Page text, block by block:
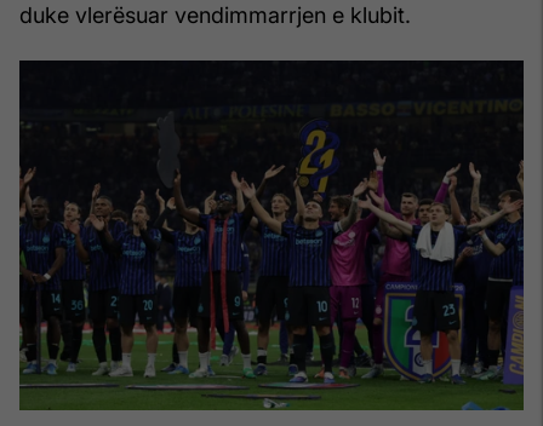
duke vlerësuar vendimmarrjen e klubit.